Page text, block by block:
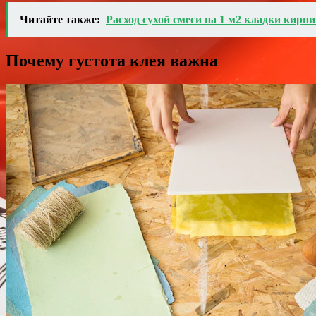
Читайте также: Расход сухой смеси на 1 м2 кладки
Почему густота клея важна